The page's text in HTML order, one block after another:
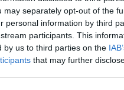
may separately opt-out of the
personal information by third
participants. This
by us to third parties on the
that may further
την
στο Sofia
49,35
ΣΚΑΪ:
του Γρηγόρη
Γιάννης
στη θέση του